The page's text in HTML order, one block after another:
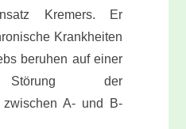
Kremers. Er
Krankheiten
beruhen auf einer
Störung der
zwischen A- und B-